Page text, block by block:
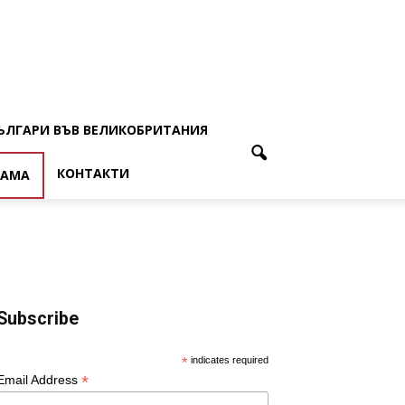
ВЪВ ВЕЛИКОБРИТАНИЯ
КОНТАКТИ
* indicates required
Address *